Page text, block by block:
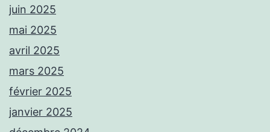
juin 2025
mai 2025
avril 2025
mars 2025
février 2025
janvier 2025